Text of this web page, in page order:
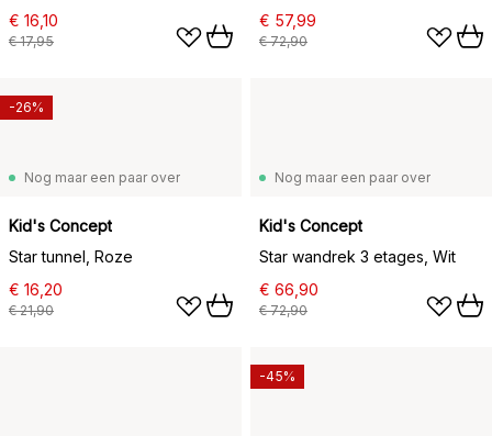
€ 16,10
€ 17,95
€ 57,99
€ 72,90
Nog maar een paar over
Kid's Concept
Star tunnel, Roze
€ 16,20
€ 21,90
-26%
Nog maar een paar over
Kid's Concept
Star wandrek 3 etages, Wit
€ 66,90
€ 72,90
-45%